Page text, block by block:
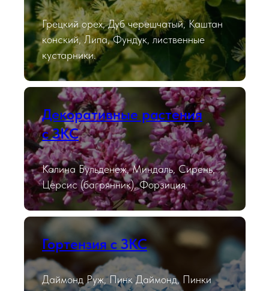
Грецкий орех, Дуб черешчатый, Каштан
конский, Липа, Фундук, лиственные
кустарники.
Декоративные растения
с ЗКС
Калина Бульденеж, Миндаль, Сирень,
Церсис (багрянник), Форзиция.
Гортензия с ЗКС
Даймонд Руж, Пинк Даймонд, Пинки